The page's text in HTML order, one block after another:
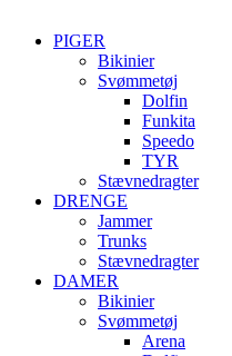
PIGER
Bikinier
Svømmetøj
Dolfin
Funkita
Speedo
TYR
Stævnedragter
DRENGE
Jammer
Trunks
Stævnedragter
DAMER
Bikinier
Svømmetøj
Arena